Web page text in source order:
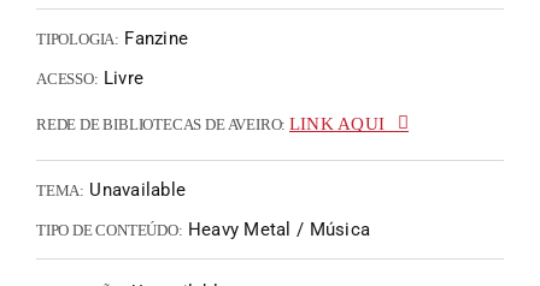
TIPOLOGIA: Fanzine
ACESSO: Livre
REDE DE BIBLIOTECAS DE AVEIRO: LINK AQUI
TEMA: Unavailable
TIPO DE CONTEÚDO: Heavy Metal / Música